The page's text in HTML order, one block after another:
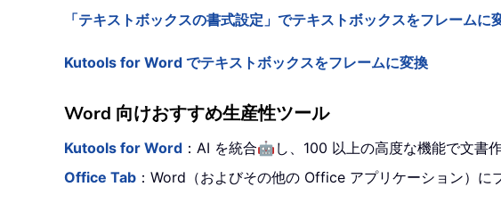
「テキストボックスの書式設定」でテキストボックスをフレームに
Kutools for Word でテキストボックスをフレームに変換
Word 向けおすすめ生産性ツール
Kutools for Word ：AI を統合🤖 し、100 以上の高度な機能で文書
Office Tab ：Word（およびその他の Office アプリケーション）に